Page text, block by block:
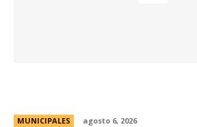
MUNICIPALES agosto 6, 2026